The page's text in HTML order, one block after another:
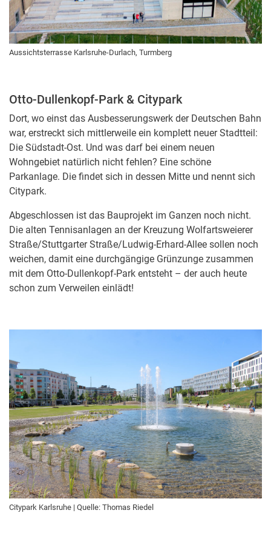
Aussichtsterrasse Karlsruhe-Durlach, Turmberg
Otto-Dullenkopf-Park & Citypark
Dort, wo einst das Ausbesserungswerk der Deutschen Bahn
war, erstreckt sich mittlerweile ein komplett neuer Stadtteil:
Die Südstadt-Ost. Und was darf bei einem neuen
Wohngebiet natürlich nicht fehlen? Eine schöne
Parkanlage. Die findet sich in dessen Mitte und nennt sich
Citypark.
Abgeschlossen ist das Bauprojekt im Ganzen noch nicht.
Die alten Tennisanlagen an der Kreuzung Wolfartsweierer
Straße/Stuttgarter Straße/Ludwig-Erhard-Allee sollen noch
weichen, damit eine durchgängige Grünzunge zusammen
mit dem Otto-Dullenkopf-Park entsteht – der auch heute
schon zum Verweilen einlädt!
Citypark Karlsruhe | Quelle: Thomas Riedel